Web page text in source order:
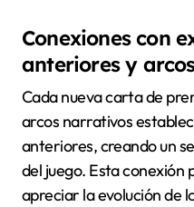
Conexiones con
anteriores y
Cada nueva carta de
arcos narrativos
anteriores, creando un
del juego. Esta conexión
apreciar la evolución de